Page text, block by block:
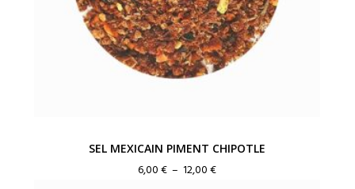
SEL MEXICAIN PIMENT CHIPOTLE
6,00€ – 12,00€Plage